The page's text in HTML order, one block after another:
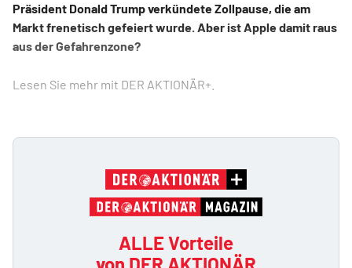
Präsident Donald Trump verkündete Zollpause, die am
Markt frenetisch gefeiert wurde. Aber ist Apple damit raus
aus der Gefahrenzone?
Lesen Sie mehr mit DER AKTIONÄR+.
ALLE Vorteile